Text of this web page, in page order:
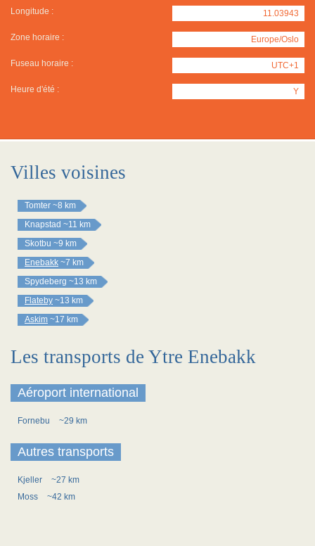
Longitude : 11.03943
Zone horaire : Europe/Oslo
Fuseau horaire : UTC+1
Heure d'été : Y
Villes voisines
Tomter ~8 km
Knapstad ~11 km
Skotbu ~9 km
Enebakk ~7 km
Spydeberg ~13 km
Flateby ~13 km
Askim ~17 km
Les transports de Ytre Enebakk
Aéroport international
Fornebu ~29 km
Autres transports
Kjeller
~27 km
Moss
~42 km